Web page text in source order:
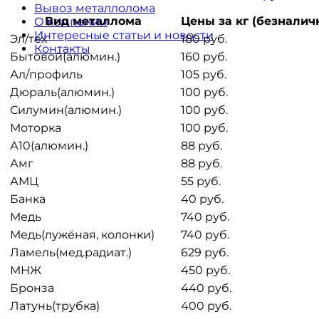
Вывоз металлолома
О компании
Интересные статьи и новости
Контакты
Вид металлома
Цены за кг
Эл/тех
180 руб.
Бытовой(алюмин.)
160 руб.
Ал/профиль
105 руб.
Дюраль(алюмин.)
100 руб.
Силумин(алюмин.)
100 руб.
Моторка
100 руб.
А10(алюмин.)
88 руб.
Амг
88 руб.
АМЦ
55 руб.
Банка
40 руб.
Медь
740 руб.
Медь(лужёная, колонки)
740 руб.
Ламель(мед.радиат.)
629 руб.
МНЖ
450 руб.
Бронза
440 руб.
Латунь(трубка)
400 руб.